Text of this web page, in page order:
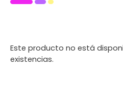
Este producto no está
existencias.